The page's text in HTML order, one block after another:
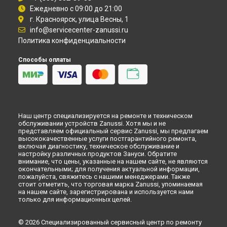
Самаре
Замена подшипников стиральной машины Zanussi в
Замена подшипников стиральной машины Zanussi в
Красноярске
Замена подшипников стиральной машины Zanussi в
Ульяновске
Замена подшипников стиральной машины Zanussi в
Замена подшипников стиральной машины Zanussi в
Кемерово
Замена подшипников стиральной машины Zanussi в
Новокузнецке
Замена подшипников стиральной машины Zanussi в
Рязани
Замена подшипников стиральной машины Zanussi в
Астрахани
Замена подшипников стиральной машины Zanussi в
Замена подшипников стиральной машины Zanussi в
Ежедневно с 09:00 до 21:00
г. Красноярск, улица Весны, 1
info@servicecenter-zanussi.ru
Политика конфиденциальности
Способы оплаты
Наш центр специализируется на ремонте и техническом
обслуживании устройств Zanussi. Хотя мы и не
представляем официальный сервис Zanussi, мы предлагаем
высококачественные услуги постгарантийного ремонта,
включая диагностику, техническое обслуживание и
настройку различных продуктов Зануси. Обратите
внимание, что цены, указанные на нашем сайте, не являются
окончательными; для получения актуальной информации,
пожалуйста, свяжитесь с нашими менеджерами. Также
стоит отметить, что торговая марка Zanussi, упоминаемая
на нашем сайте, зарегистрирована и используется нами
только для информационных целей.
© 2026 Специализированный сервисный центр по ремонту